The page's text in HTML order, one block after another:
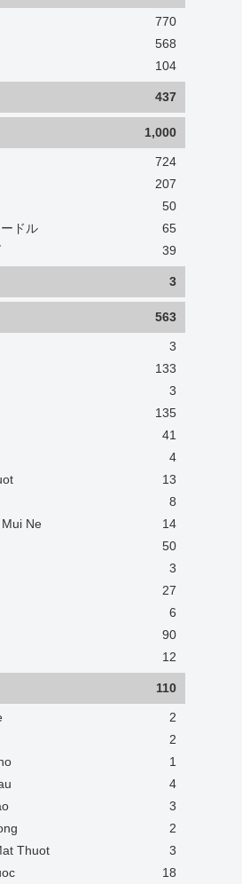
770
568
104
437
1,000
724
207
50
ドル
65
39
3
563
3
133
3
135
41
4
13
8
Ne
14
50
3
27
6
90
12
110
2
2
1
4
3
2
Thuot
3
18